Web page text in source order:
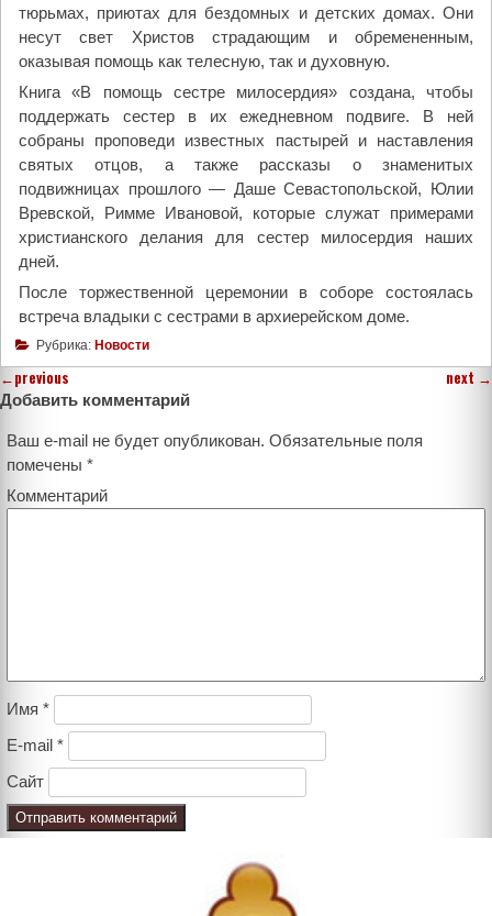
тюрьмах, приютах для бездомных и детских домах. Они
несут свет Христов страдающим и обремененным,
оказывая помощь как телесную, так и духовную.
Книга «В помощь сестре милосердия» создана, чтобы
поддержать сестер в их ежедневном подвиге. В ней
собраны проповеди известных пастырей и наставления
святых отцов, а также рассказы о знаменитых
подвижницах прошлого — Даше Севастопольской, Юлии
Вревской, Римме Ивановой, которые служат примерами
христианского делания для сестер милосердия наших
дней.
После торжественной церемонии в соборе состоялась
встреча владыки с сестрами в архиерейском доме.
Рубрика: Новости
←previous next →
Добавить комментарий
Ваш e-mail не будет опубликован. Обязательные поля
помечены *
Комментарий
Имя *
E-mail *
Сайт